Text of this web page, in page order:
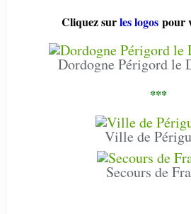
Cliquez surles logos pour
Dordogne Périgord le
***
Ville de
Secours de